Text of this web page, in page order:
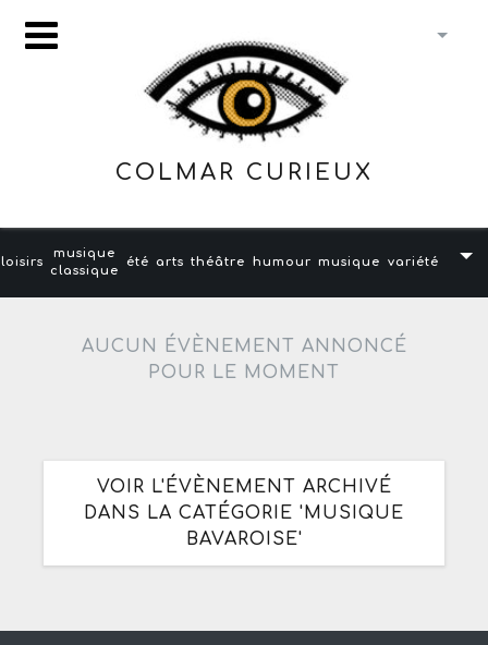
COLMAR CURIEUX
loisirs
musique
classique
été arts théâtre humour musique variété
AUCUN ÉVÈNEMENT ANNONCÉ
POUR LE MOMENT
VOIR L'ÉVÈNEMENT ARCHIVÉ
DANS LA CATÉGORIE 'MUSIQUE
BAVAROISE'